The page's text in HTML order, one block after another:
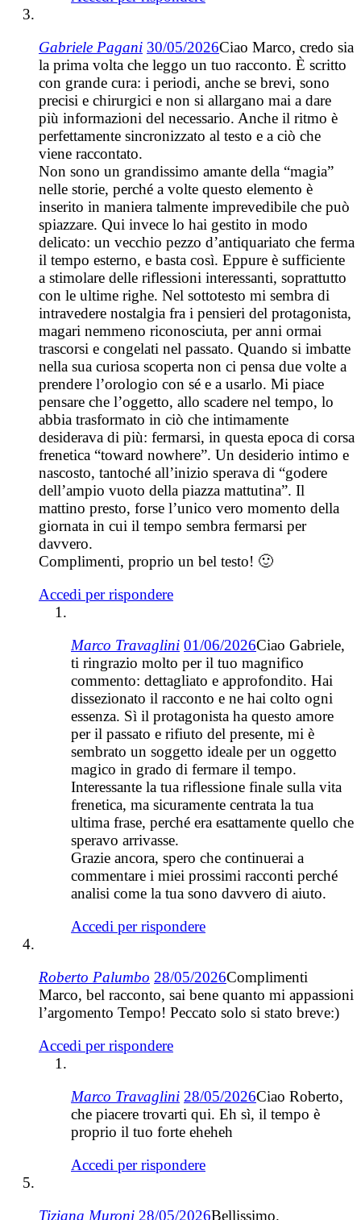
Gabriele Pagani 30/05/2026Ciao Marco, credo sia
la prima volta che leggo un tuo racconto. È scritto
con grande cura: i periodi, anche se brevi, sono
precisi e chirurgici e non si allargano mai a dare
più informazioni del necessario. Anche il ritmo è
perfettamente sincronizzato al testo e a ciò che
viene raccontato.
Non sono un grandissimo amante della “magia”
nelle storie, perché a volte questo elemento è
inserito in maniera talmente imprevedibile che può
spiazzare. Qui invece lo hai gestito in modo
delicato: un vecchio pezzo d’antiquariato che ferma
il tempo esterno, e basta così. Eppure è sufficiente
a stimolare delle riflessioni interessanti, soprattutto
con le ultime righe. Nel sottotesto mi sembra di
intravedere nostalgia fra i pensieri del protagonista,
magari nemmeno riconosciuta, per anni ormai
trascorsi e congelati nel passato. Quando si imbatte
nella sua curiosa scoperta non ci pensa due volte a
prendere l’orologio con sé e a usarlo. Mi piace
pensare che l’oggetto, allo scadere nel tempo, lo
abbia trasformato in ciò che intimamente
desiderava di più: fermarsi, in questa epoca di corsa
frenetica “toward nowhere”. Un desiderio intimo e
nascosto, tantoché all’inizio sperava di “godere
dell’ampio vuoto della piazza mattutina”. Il
mattino presto, forse l’unico vero momento della
giornata in cui il tempo sembra fermarsi per
davvero.
Complimenti, proprio un bel testo! 🙂
Accedi per rispondere
Marco Travaglini 01/06/2026Ciao Gabriele,
ti ringrazio molto per il tuo magnifico
commento: dettagliato e approfondito. Hai
dissezionato il racconto e ne hai colto ogni
essenza. Sì il protagonista ha questo amore
per il passato e rifiuto del presente, mi è
sembrato un soggetto ideale per un oggetto
magico in grado di fermare il tempo.
Interessante la tua riflessione finale sulla vita
frenetica, ma sicuramente centrata la tua
ultima frase, perché era esattamente quello che
speravo arrivasse.
Grazie ancora, spero che continuerai a
commentare i miei prossimi racconti perché
analisi come la tua sono davvero di aiuto.
Accedi per rispondere
Roberto Palumbo 28/05/2026Complimenti
Marco, bel racconto, sai bene quanto mi appassioni
l’argomento Tempo! Peccato solo si stato breve:)
Accedi per rispondere
Marco Travaglini 28/05/2026Ciao Roberto,
che piacere trovarti qui. Eh sì, il tempo è
proprio il tuo forte eheheh
Accedi per rispondere
Tiziana Muroni 28/05/2026Bellissimo.